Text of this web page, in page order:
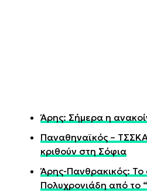
Άρης: Σήμερα η
Παναθηναϊκός –
κριθούν στη Σόφια
Άρης-Πανθρακικός:
Πολυχρονιάδη από το